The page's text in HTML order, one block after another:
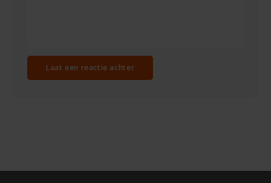
Sublimix
Laat een reactie achter